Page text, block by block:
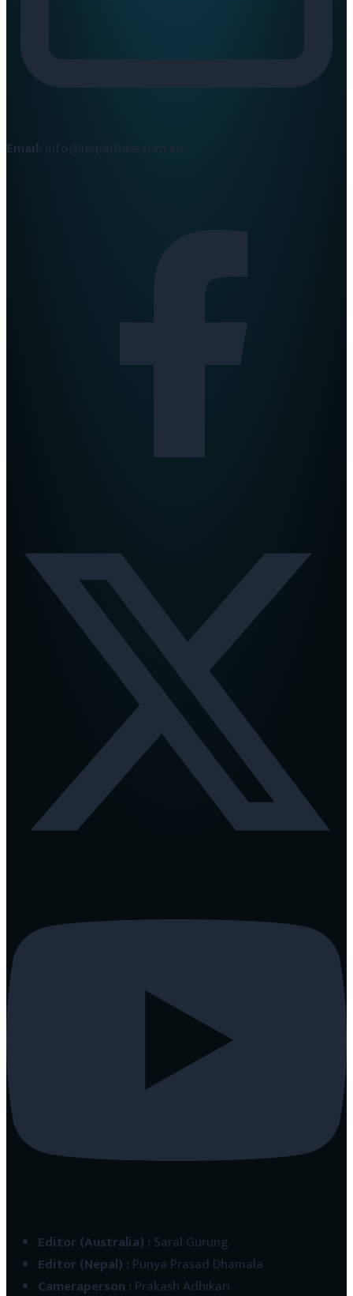
Email:
Editor (Australia) : Saral Gurung
Editor (Nepal) : Punya Prasad Dhamala
Cameraperson : Prakash Adhikari